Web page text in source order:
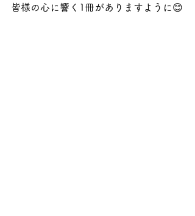
皆様の心に響く1冊がありますように😊